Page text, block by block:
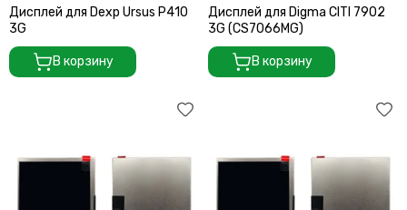
Дисплей для Dexp Ursus P410
3G
В корзину
Дисплей для Digma CITI 7902
3G (CS7066MG)
В корзину